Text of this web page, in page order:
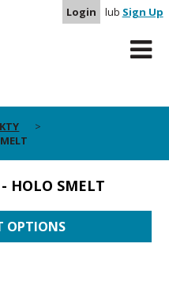
Login lub Sign Up
HOLO SMELT
OPTIONS